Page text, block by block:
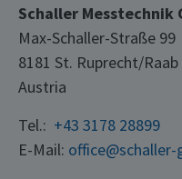
Schaller Messtechnik
Max-Schaller-Straße 99
8181 St. Ruprecht/Raab
Austria
Tel.: +43 3178 28899
E-Mail: